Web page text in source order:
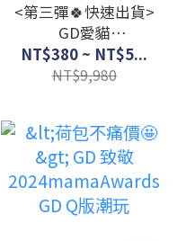
<第三彈🍀快速出貨>
GD愛貓
ZO&FRIENDS
LUCKY SHOP
NT$380 ~ NT$5...
NT$9,980